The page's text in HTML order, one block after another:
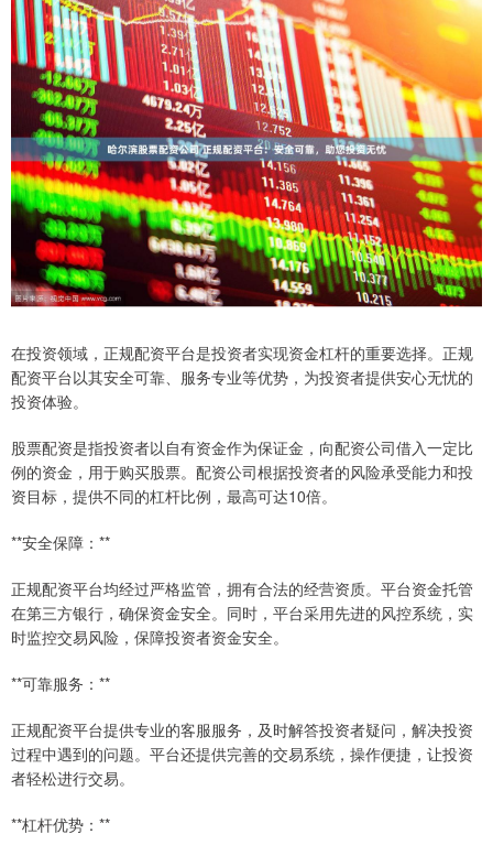
在投资领域，正规配资平台是投资者实现资金杠杆的重要选择。正规
配资平台以其安全可靠、服务专业等优势，为投资者提供安心无忧的
投资体验。
股票配资是指投资者以自有资金作为保证金，向配资公司借入一定比
例的资金，用于购买股票。配资公司根据投资者的风险承受能力和投
资目标，提供不同的杠杆比例，最高可达10倍。
**安全保障：**
正规配资平台均经过严格监管，拥有合法的经营资质。平台资金托管
在第三方银行，确保资金安全。同时，平台采用先进的风控系统，实
时监控交易风险，保障投资者资金安全。
**可靠服务：**
正规配资平台提供专业的客服服务，及时解答投资者疑问，解决投资
过程中遇到的问题。平台还提供完善的交易系统，操作便捷，让投资
者轻松进行交易。
**杠杆优势：**